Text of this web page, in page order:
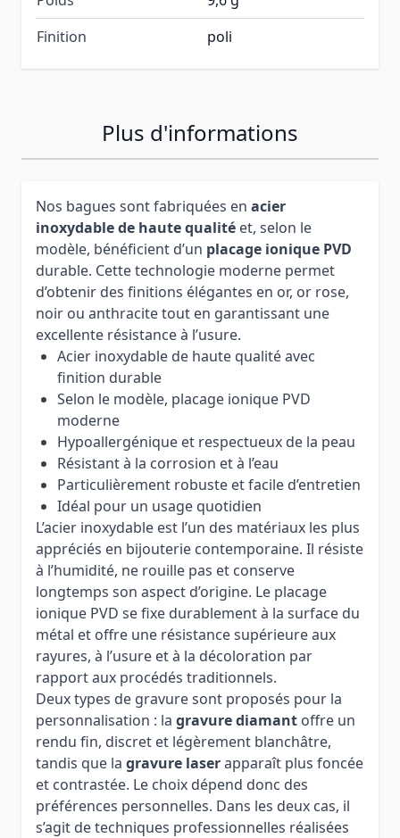
Finition
poli
Plus d'informations
Nos bagues sont fabriquées en acier
inoxydable de haute qualité et, selon le
modèle, bénéficient d’un placage ionique PVD
durable. Cette technologie moderne permet
d’obtenir des finitions élégantes en or, or rose,
noir ou anthracite tout en garantissant une
excellente résistance à l’usure.
Acier inoxydable de haute qualité avec
finition durable
Selon le modèle, placage ionique PVD
moderne
Hypoallergénique et respectueux de la peau
Résistant à la corrosion et à l’eau
Particulièrement robuste et facile d’entretien
Idéal pour un usage quotidien
L’acier inoxydable est l’un des matériaux les plus
appréciés en bijouterie contemporaine. Il résiste
à l’humidité, ne rouille pas et conserve
longtemps son aspect d’origine. Le placage
ionique PVD se fixe durablement à la surface du
métal et offre une résistance supérieure aux
rayures, à l’usure et à la décoloration par
rapport aux procédés traditionnels.
Deux types de gravure sont proposés pour la
personnalisation : la gravure diamant offre un
rendu fin, discret et légèrement blanchâtre,
tandis que la gravure laserapparaît plus foncée
et contrastée. Le choix dépend donc des
préférences personnelles. Dans les deux cas, il
s’agit de techniques professionnelles réalisées